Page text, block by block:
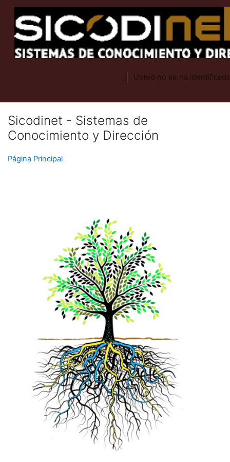
Salta al contenido principal
Usted no se ha
Sicodinet - Sistemas de
Conocimiento y Dirección
Página Principal